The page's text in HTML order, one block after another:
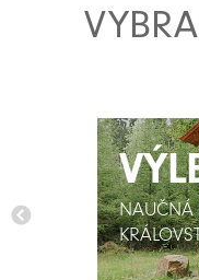
NAUČNÁ
NAUČNÁ